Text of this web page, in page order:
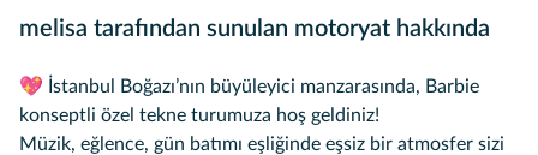
melisa tarafından sunulan motoryat hakkında
💖 İstanbul Boğazı’nın büyüleyici manzarasında, Barbie
konseptli özel tekne turumuza hoş geldiniz!
Müzik, eğlence, gün batımı eşliğinde eşsiz bir atmosfer sizi